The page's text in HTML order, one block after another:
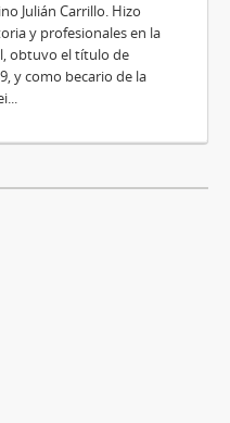
Julián Carrillo. Hizo
y profesionales en la
obtuvo el título de
y como becario de la